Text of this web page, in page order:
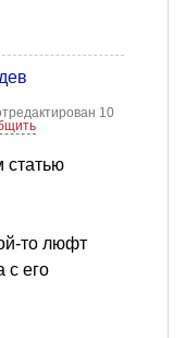
10
статью
то люфт
с его